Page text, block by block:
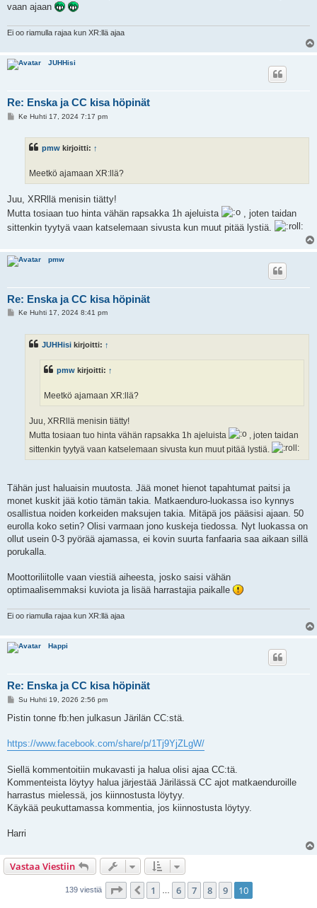
vaan ajaan
Ei oo riamulla rajaa kun XR:llä ajaa
JUHHisi
Re: Enska ja CC kisa höpinät
VKe Huhti 17, 2024 7:17 pm
pmw kirjoitti: ↑
Meetkö ajamaan XR:llä?
Juu, XRRllä menisin tiätty!
Mutta tosiaan tuo hinta vähän rapsakka 1h ajeluista
, joten taidan
sittenkin tyytyä vaan katselemaan sivusta kun muut pitää lystiä.
pmw
Re: Enska ja CC kisa höpinät
VKe Huhti 17, 2024 8:41 pm
JUHHisi kirjoitti: ↑
pmw kirjoitti: ↑
Meetkö ajamaan XR:llä?
Juu, XRRllä menisin tiätty!
Mutta tosiaan tuo hinta vähän rapsakka 1h ajeluista
, joten taidan
sittenkin tyytyä vaan katselemaan sivusta kun muut pitää lystiä.
Tähän just haluaisin muutosta. Jää monet hienot tapahtumat paitsi ja
monet kuskit jää kotio tämän takia. Matkaenduro-luokassa iso kynnys
osallistua noiden korkeiden maksujen takia. Mitäpä jos pääsisi ajaan. 50
eurolla koko setin? Olisi varmaan jono kuskeja tiedossa. Nyt luokassa on
ollut usein 0-3 pyörää ajamassa, ei kovin suurta fanfaaria saa aikaan sillä
porukalla.
Moottoriliitolle vaan viestiä aiheesta, josko saisi vähän
optimaalisemmaksi kuviota ja lisää harrastajia paikalle
Ei oo riamulla rajaa kun XR:llä ajaa
Happi
Re: Enska ja CC kisa höpinät
V
e
i
Su Huhti 19, 2026 2:56 pm
Pistin tonne fb:hen julkasun Järilän CC:stä.
https://www.facebook.com/share/p/1Tj9YjZLgW/
Siellä kommentoitiin mukavasti ja halua olisi ajaa CC:tä.
Kommenteista löytyy halua järjestää Järilässä CC ajot matkaenduroille
harrastus mielessä, jos kiinnostusta löytyy.
Käykää peukuttamassa kommentia, jos kiinnostusta löytyy.
Harri
Vastaa Viestiin
139 viestiä Sivu 10/ 10
Edellinen
1 6 7 8 9 10